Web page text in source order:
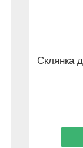
Склянка